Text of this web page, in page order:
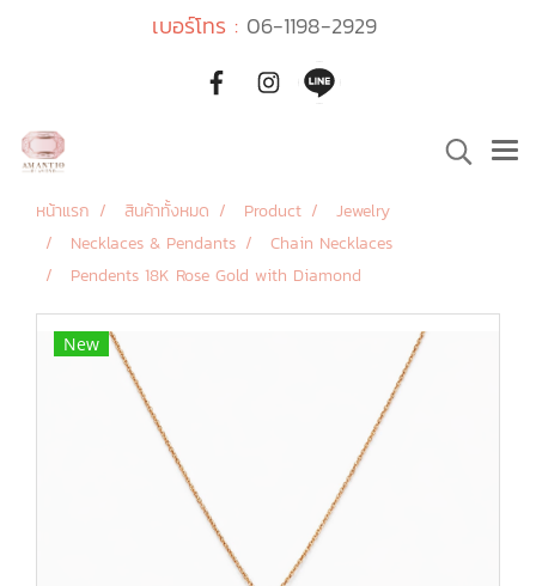
เบอร์โทร : 06-1198-2929
หน้าแรก สินค้าทั้งหมด Product
Jewelry
Necklaces & Pendants
Chain Necklaces
Pendents 18K Rose Gold with Diamond
New